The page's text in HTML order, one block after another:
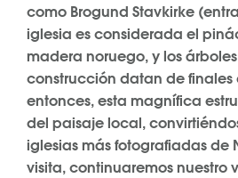
como Brogund Stavkirke
iglesia es considerada el
madera noruego, y los
construcción datan de finales
entonces, esta magnífica
del paisaje local,
iglesias más fotografiadas de
visita, continuaremos nuestro